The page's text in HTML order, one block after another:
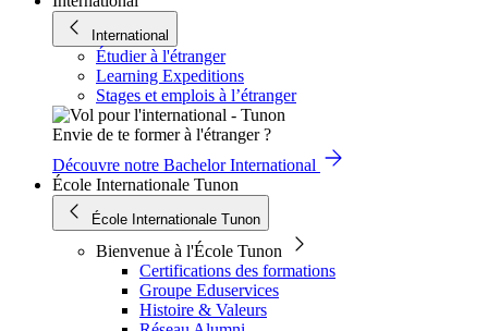
International
Étudier à l'étranger
Learning Expeditions
Stages et emplois à l’étranger
Envie de te former à l'étranger ?
Découvre notre Bachelor International
École Internationale Tunon
École Internationale Tunon
Bienvenue à l'École Tunon
Certifications des formations
Groupe Eduservices
Histoire & Valeurs